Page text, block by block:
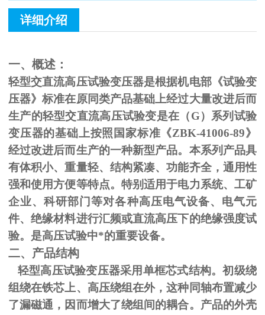
详细介绍
一、概述：
轻型交直流高压试验变压器是根据机电部《试验变
压器》标准在原同类产品基础上经过大量改进后而
生产的轻型交直流高压试验变是在（G）系列试验
变压器的基础上按照国家标准《ZBK-41006-89》
经过改进后而生产的一种新型产品。本系列产品具
有体积小、重量轻、结构紧凑、功能齐全，通用性
强和使用方便等特点。特别适用于电力系统、工矿
企业、科研部门等对各种高压电气设备、电气元
件、绝缘材料进行汇频或直流高压下的绝缘强度试
验。是高压试验中*的重要设备。
二、产品结构
轻型高压试验变压器采用单框芯式结构。初级绕
组绕在铁芯上、高压绕组在外，这种同轴布置减少
了漏磁通，因而增大了绕组间的耦合。产品的外壳